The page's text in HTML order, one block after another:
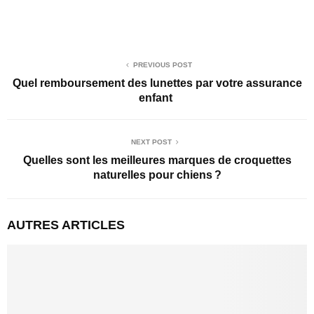
PREVIOUS POST
Quel remboursement des lunettes par votre assurance
enfant
NEXT POST
Quelles sont les meilleures marques de croquettes
naturelles pour chiens ?
AUTRES ARTICLES